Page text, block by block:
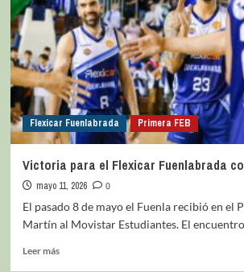
Flexicar Fuenlabrada Primera FEB
Victoria para el Flexicar Fuenlabrada
mayo 11, 2026
0
El pasado 8 de mayo el Fuenla recibió en el
Martín al Movistar Estudiantes. El
Leer más